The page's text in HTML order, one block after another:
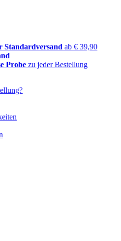
Standardversand ab € 39,90
Probe zu jeder Bestellung